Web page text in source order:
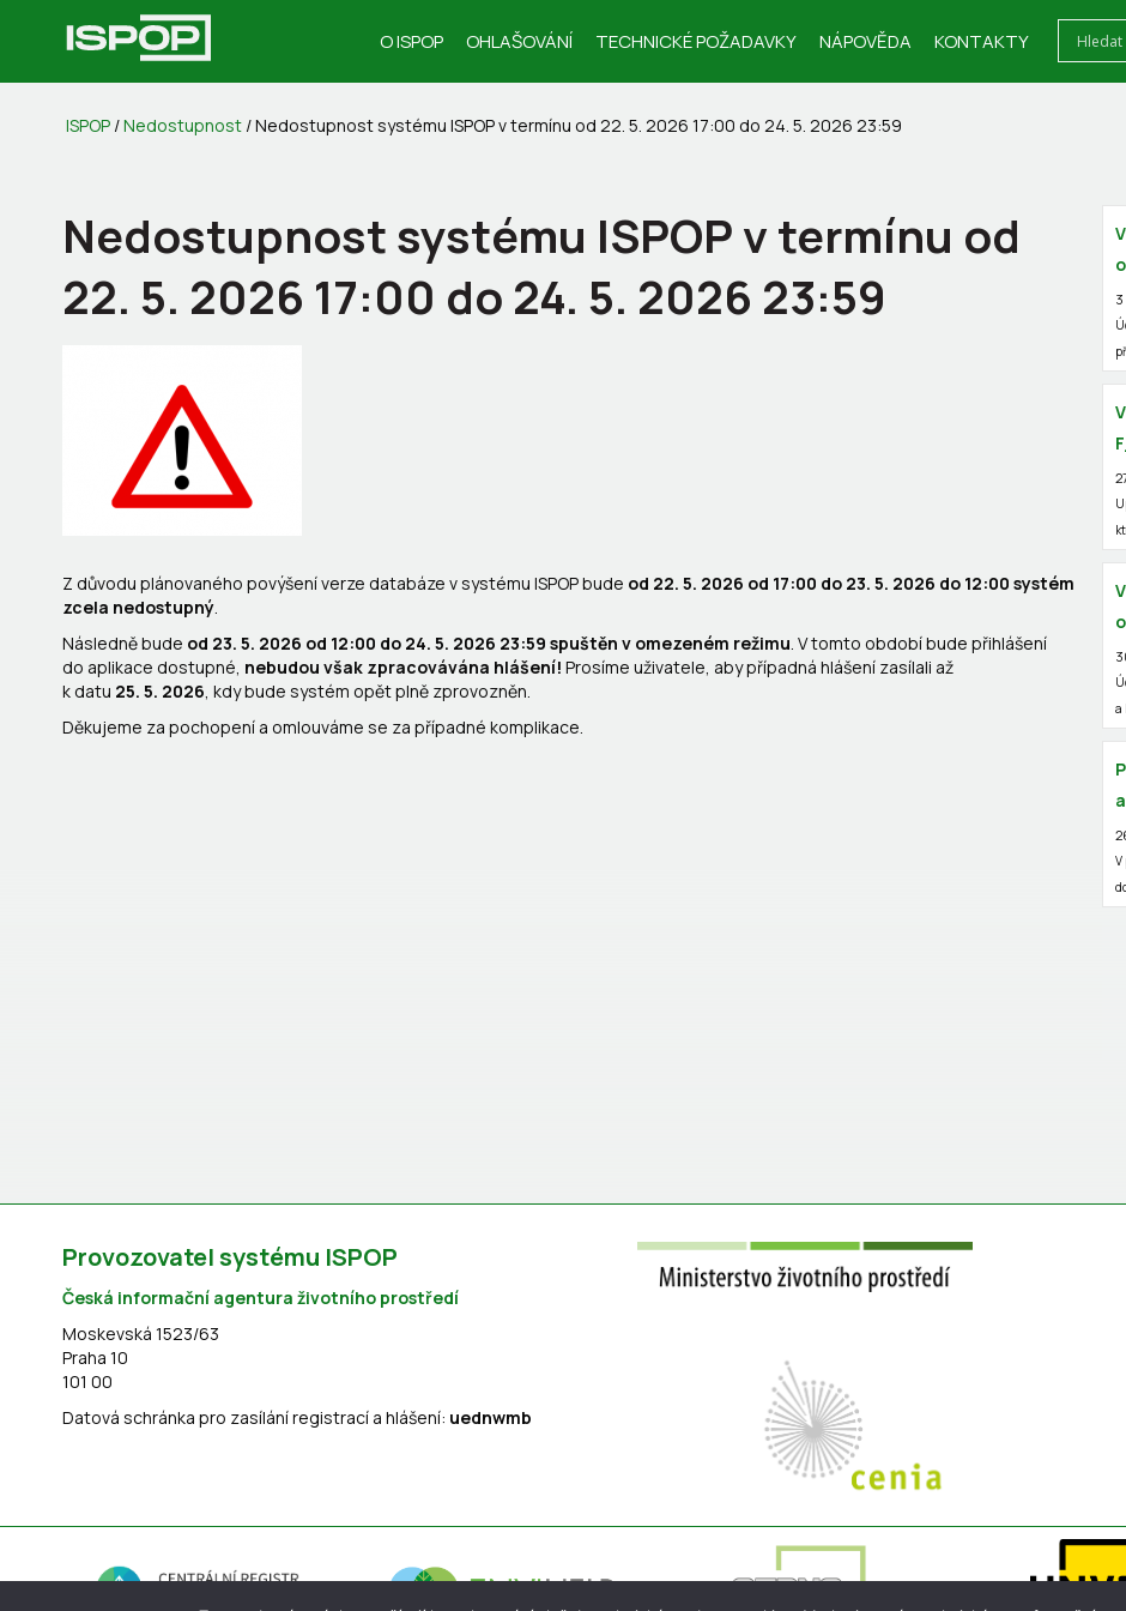
O ISPOP OHLAŠOVÁNÍ TECHNICKÉ POŽADAVKY NÁPOVĚDA KONTAKTY
ISPOP /Nedostupnost /Nedostupnost systému ISPOP v termínu od 22. 5. 2026 17:00 do 24. 5. 2026 23:59
Nedostupnost systému ISPOP v termínu od
22. 5. 2026 17:00 do 24. 5. 2026 23:59
Z důvodu plánovaného povýšení verze databáze v systému ISPOP bude od 22. 5. 2026 od 17:00 do 23. 5. 2026 do 12:00 systém
zcela nedostupný.
Následně bude od 23. 5. 2026 od 12:00 do 24. 5. 2026 23:59 spuštěn v omezeném režimu. V tomto období bude přihlášení
do aplikace dostupné, nebudou však zpracovávána hlášení! Prosíme uživatele, aby případná hlášení zasílali až
k datu 25. 5. 2026, kdy bude systém opět plně zprovozněn.
Děkujeme za pochopení a omlouváme se za případné komplikace.
a
V
Provozovatel systému ISPOP
Česká informační agentura životního prostředí
Moskevská 1523/63
Praha 10
101 00
Datová schránka pro zasílání registrací a hlášení: uednwmb